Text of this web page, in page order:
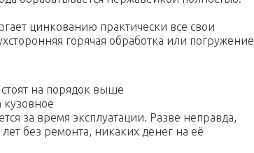
цинкованию практически все свои
горячая обработка или погружение
на порядок выше
кузовное
за время эксплуатации. Разве неправда,
без ремонта, никаких денег на её